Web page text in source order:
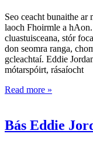
Seo ceacht bunaithe
laoch Fhoirmle a
cluastuisceana, stór
don seomra ranga,
gcleachtaí. Eddie
mótarspóirt, rásaíocht
Read more »
Bás Eddie